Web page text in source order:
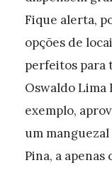
Fique alerta,
opções de
perfeitos para
Oswaldo Lima
exemplo,
um
Pina, a